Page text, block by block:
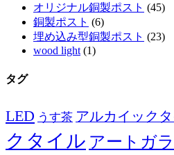
オリジナル銅製ポスト (45)
銅製ポスト (6)
埋め込み型銅製ポスト (23)
wood light (1)
タグ
LED うす茶 アルカイック
クタイル アートガ